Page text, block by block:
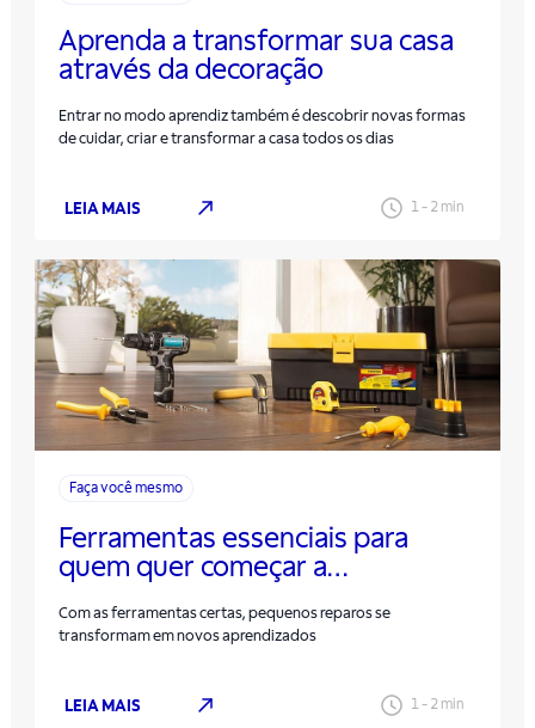
Aprenda a transformar sua casa
através da decoração
Entrar no modo aprendiz também é descobrir novas formas
de cuidar, criar e transformar a casa todos os dias
LEIA MAIS 1- 2 min
Faça você mesmo
Ferramentas essenciais para
quem quer começar a
Com as ferramentas certas, pequenos reparos se
transformam em novos aprendizados
LEIA MAIS 1- 2 min